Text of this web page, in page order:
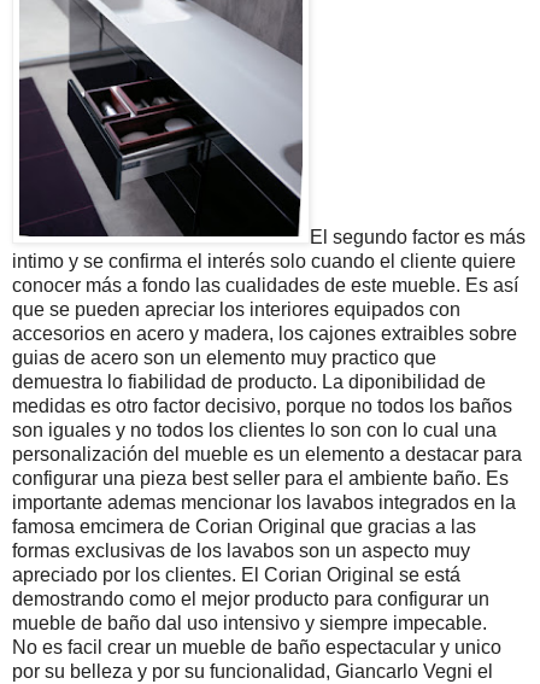
El segundo factor es más
intimo y se confirma el interés solo cuando el cliente quiere
conocer más a fondo las cualidades de este mueble. Es así
que se pueden apreciar los interiores equipados con
accesorios en acero y madera, los cajones extraibles sobre
guias de acero son un elemento muy practico que
demuestra lo fiabilidad de producto. La diponibilidad de
medidas es otro factor decisivo, porque no todos los baños
son iguales y no todos los clientes lo son con lo cual una
personalización del mueble es un elemento a destacar para
configurar una pieza best seller para el ambiente baño. Es
importante ademas mencionar los lavabos integrados en la
famosa emcimera de Corian Original que gracias a las
formas exclusivas de los lavabos son un aspecto muy
apreciado por los clientes. El Corian Original se está
demostrando como el mejor producto para configurar un
mueble de baño dal uso intensivo y siempre impecable.
No es facil crear un mueble de baño espectacular y unico
por su belleza y por su funcionalidad, Giancarlo Vegni el